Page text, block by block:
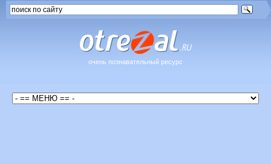
очень познавательный ресурс